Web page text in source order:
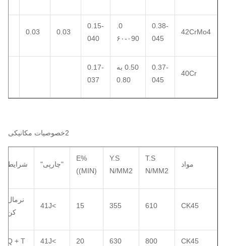
42CrMo4
0.38-
045
0.
۶۰-۰90
0.15-
040
0.03
0.03
40Cr
0.37-
045
0.50 به
0.80
0.17-
037
2خصوصیات مکانیکی
مواد
T.S
N/MM2
Y.S
N/MM2
E%
((MIN)
"چارپی" شرایط
CK45
610
355
15
>41J
نرمال
کن
CK45
800
630
20
>41J
Q + T